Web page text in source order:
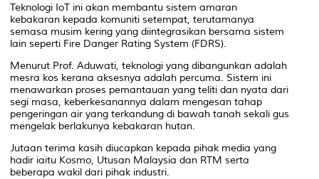
Teknologi IoT ini akan membantu sistem amaran
kebakaran kepada komuniti setempat, terutamanya
semasa musim kering yang diintegrasikan bersama sistem
lain seperti Fire Danger Rating System (FDRS).
Menurut Prof. Aduwati, teknologi yang dibangunkan adalah
mesra kos kerana aksesnya adalah percuma. Sistem ini
menawarkan proses pemantauan yang teliti dan nyata dari
segi masa, keberkesanannya dalam mengesan tahap
pengeringan air yang terkandung di bawah tanah sekali gus
mengelak berlakunya kebakaran hutan.
Jutaan terima kasih diucapkan kepada pihak media yang
hadir iaitu Kosmo, Utusan Malaysia dan RTM serta
beberapa wakil dari pihak industri.